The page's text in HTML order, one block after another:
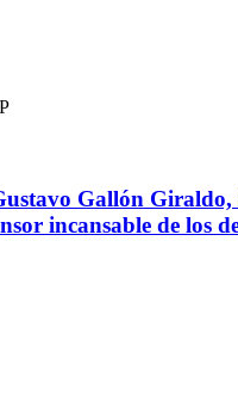
Gallón
incansable de los